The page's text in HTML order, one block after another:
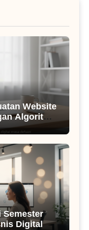
Website
Algoritma
Semester
Digital